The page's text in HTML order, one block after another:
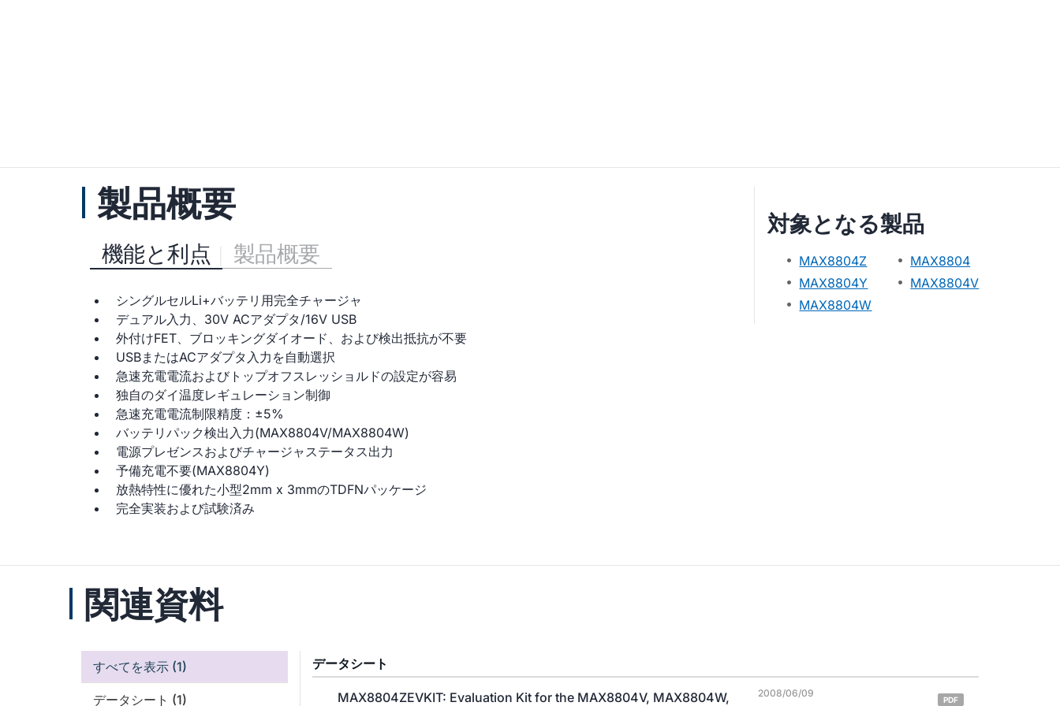
製品概要
機能と利点 製品概要
シングルセルLi+バッテリ用完全チャージャ
デュアル入力、30V ACアダプタ/16V USB
外付けFET、ブロッキングダイオード、および検出抵抗が不要
USBまたはACアダプタ入力を自動選択
急速充電電流およびトップオフスレッショルドの設定が容易
独自のダイ温度レギュレーション制御
急速充電電流制限精度：±5%
バッテリパック検出入力(MAX8804V/MAX8804W)
電源プレゼンスおよびチャージャステータス出力
予備充電不要(MAX8804Y)
放熱特性に優れた小型2mm x 3mmのTDFNパッケージ
完全実装および試験済み
対象となる製品
MAX8804Z
MAX8804Y
MAX8804W
MAX8804
MAX8804V
関連資料
すべてを表示 (1)
データシート (1)
データシート
MAX8804ZEVKIT: Evaluation Kit for the MAX8804V, MAX8804W, 2008/06/09
PDF